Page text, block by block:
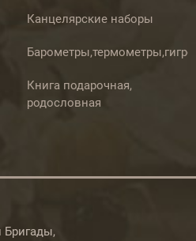
Канцелярские наборы
Книга подарочная,
родословная
Бригады,